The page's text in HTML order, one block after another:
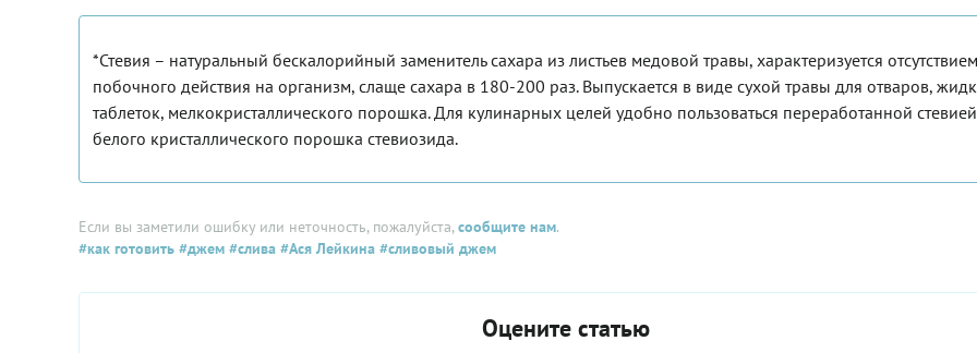
*Стевия – натуральный бескалорийный заменитель сахара из листьев медовой травы, характеризуется отсутствием
побочного действия на организм, слаще сахара в 180-200 раз. Выпускается в виде сухой травы для отваров,
таблеток, мелкокристаллического порошка. Для кулинарных целей удобно пользоваться переработанной
белого кристаллического порошка стевиозида.
Если вы заметили ошибку или неточность, пожалуйста,сообщите нам.
#как готовить #джем #слива #Ася Лейкина #сливовый джем
Оцените статью